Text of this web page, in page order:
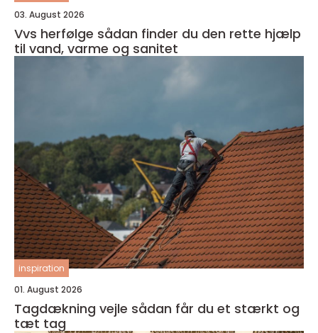
03. August 2026
Vvs herfølge sådan finder du den rette hjælp
til vand, varme og sanitet
inspiration
01. August 2026
Tagdækning vejle sådan får du et stærkt og
tæt tag